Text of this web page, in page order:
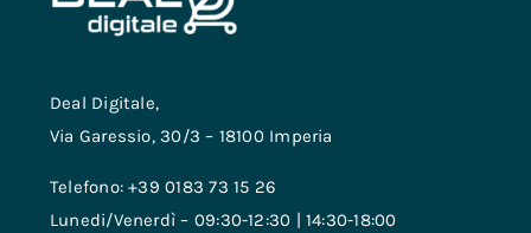
Deal Digitale,
Via Garessio, 30/3 – 18100 Imperia
Telefono: +39 0183 73 15 26
Lunedi/Venerdì – 09:30-12:30 | 14:30-18:00